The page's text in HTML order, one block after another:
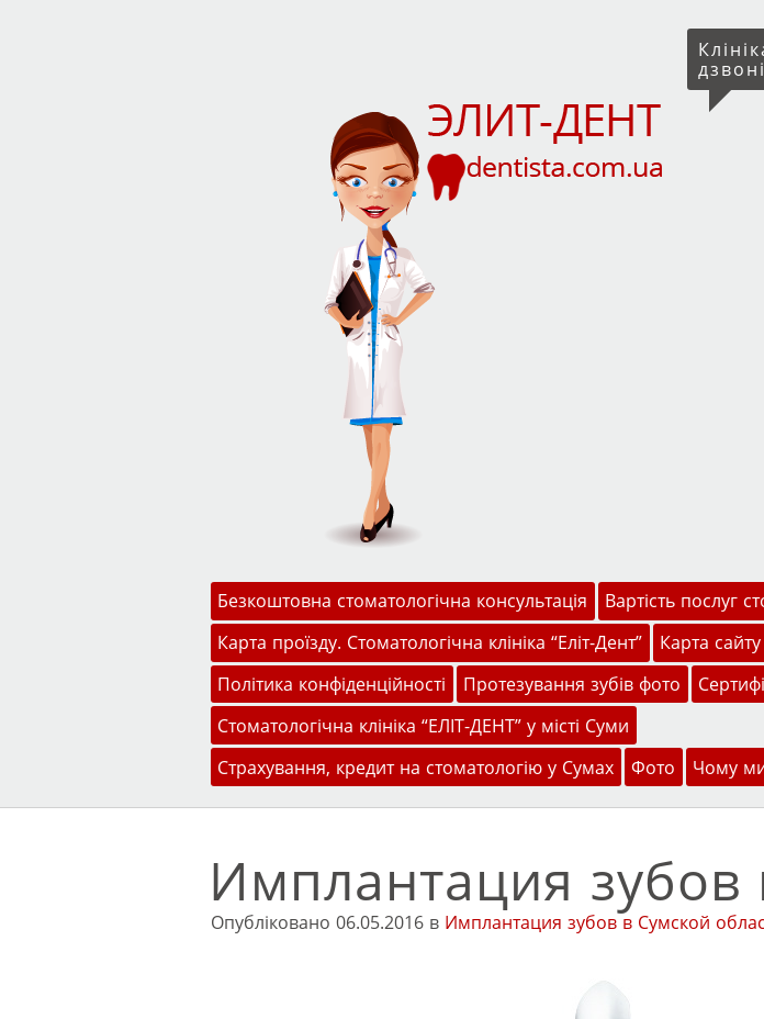
Меню
Перейти до змісту
Безкоштовна стоматологічна консультація
Вартість послуг
Карта проїзду. Стоматологічна клініка “Еліт-Дент”
Карта сайту
Політика конфіденційності
Протезування зубів фото
Стоматологічна клініка “ЕЛІТ-ДЕНТ” у місті Суми
Страхування, кредит на стоматологію у Сумах
Фото Чому
Имплантация зубов
Опубліковано 06.05.2016 в Имплантация зубов в Сумской